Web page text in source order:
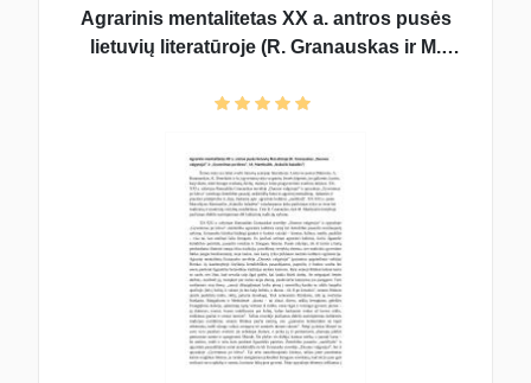
Agrarinis mentalitetas XX a. antros pusės
lietuvių literatūroje (R. Granauskas ir M.